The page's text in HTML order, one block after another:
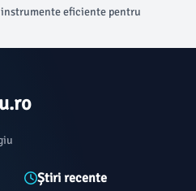
eficiente pentru
Știri recente